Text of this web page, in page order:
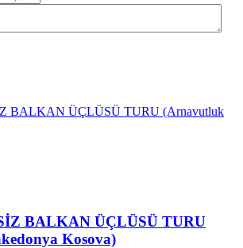
BALKAN ÜÇLÜSÜ TURU
Kosova)